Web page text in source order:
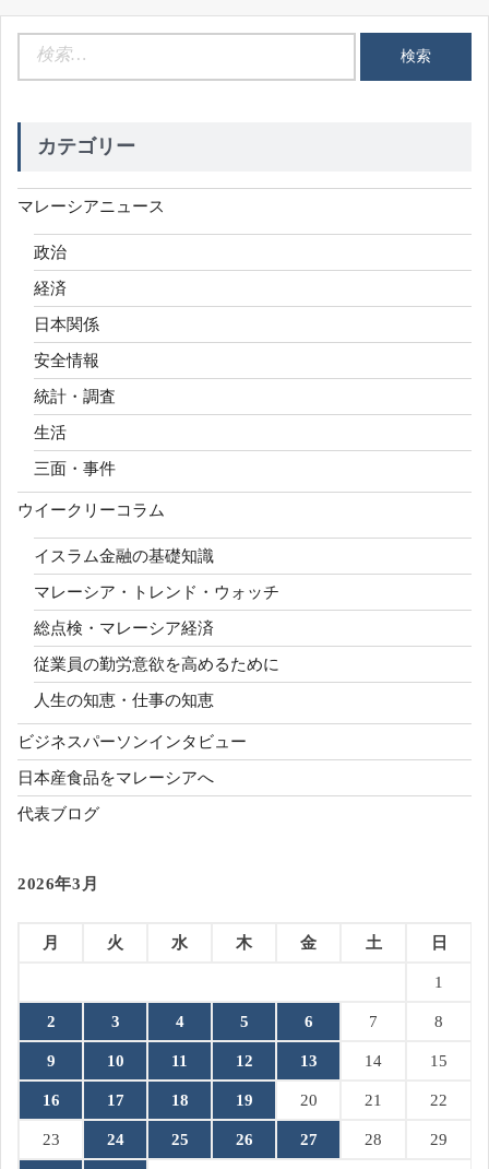
カテゴリー
マレーシアニュース
政治
経済
日本関係
安全情報
統計・調査
生活
三面・事件
ウイークリーコラム
イスラム金融の基礎知識
マレーシア・トレンド・ウォッチ
総点検・マレーシア経済
従業員の勤労意欲を高めるために
人生の知恵・仕事の知恵
ビジネスパーソンインタビュー
日本産食品をマレーシアへ
代表ブログ
2026年3月
月 火 水 木 金 土 日
1
2 3 4 5 6 7 8
9 10 11 12 13 14 15
16 17 18 19 20 21 22
23 24 25 26 27 28 29